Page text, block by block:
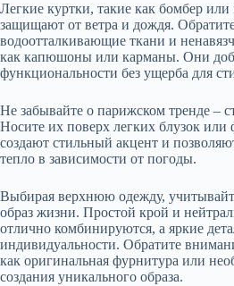
Легкие куртки, такие как бомбер
защищают от ветра и дождя.
водоотталкивающие ткани и
как капюшоны или карманы. Они
функциональности без ущерба для
Не забывайте о парижском тренде –
Носите их поверх легких блузок
создают стильный акцент и
тепло в зависимости от погоды.
Выбирая верхнюю одежду,
образ жизни. Простой крой и
отлично комбинируются, а яркие
индивидуальности. Обратите
как оригинальная фурнитура или
создания уникального образа.